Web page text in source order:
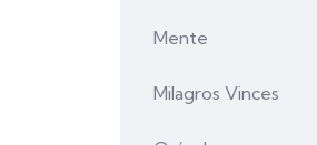
Mente
Milagros Vinces